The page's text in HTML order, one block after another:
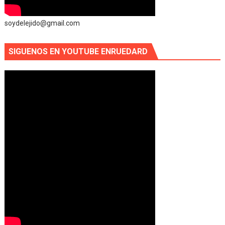
soydelejido@gmail.com
SIGUENOS EN YOUTUBE ENRUEDARD